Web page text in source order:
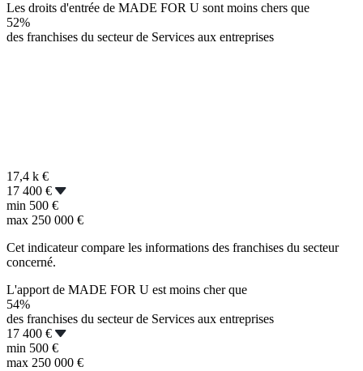
Les droits d'entrée de MADE FOR U sont moins chers que
52%
des franchises du secteur de Services aux entreprises
17,4 k €
17 400 €
min 500 €
max 250 000 €
Cet indicateur compare les informations des franchises du secteur
concerné.
L'apport de MADE FOR U est moins cher que
54%
des franchises du secteur de Services aux entreprises
17 400 €
min 500 €
max 250 000 €